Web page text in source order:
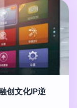
创文化IP逆